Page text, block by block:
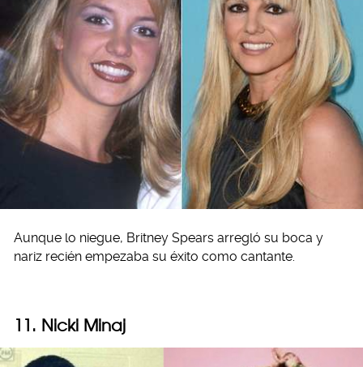
Aunque lo niegue, Britney Spears arregló su boca y
nariz recién empezaba su éxito como cantante.
11. Nicki Minaj